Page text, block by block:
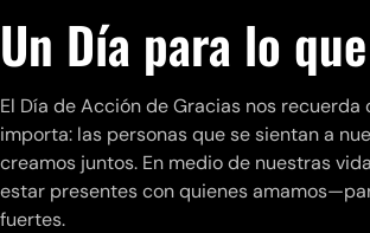
Un Día para lo
El Día de Acción de Gracias nos
importa: las personas que se sientan a
creamos juntos. En medio de nuestras
estar presentes con quienes
fuertes.